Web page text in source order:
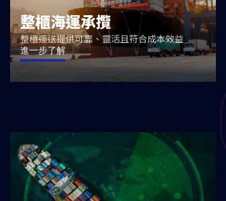
整櫃海運承攬
整櫃運送提供可靠、靈活且符合成本效益
進一步了解